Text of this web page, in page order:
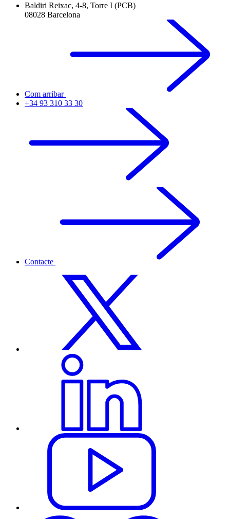
Baldiri Reixac, 4-8, Torre I (PCB)
08028 Barcelona
Com arribar
+34 93 310 33 30
Contacte